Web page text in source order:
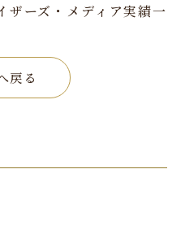
ーズ・メディア実績一
戻る